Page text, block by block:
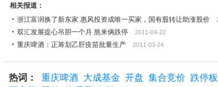
相关报道：
浙江富润换了新东家 惠风投资成唯一买家，国有股转让助涨股价
双汇发展提心吊胆一个月 熬来俩跌停 2011-04-22
重庆啤酒：正筹划乙肝疫苗批量生产 2011-03-24
热词： 重庆啤酒 大成基金 开盘 集合竞价 跌停板